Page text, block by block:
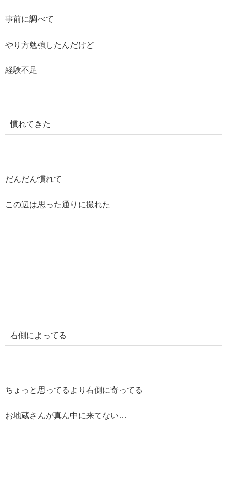
事前に調べて
やり方勉強したんだけど
経験不足
慣れてきた
だんだん慣れて
この辺は思った通りに撮れた
右側によってる
ちょっと思ってるより右側に寄ってる
お地蔵さんが真ん中に来てない…